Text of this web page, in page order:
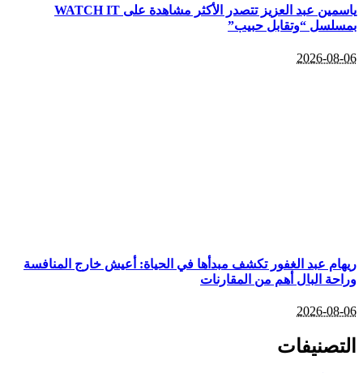
ياسمين عبد العزيز تتصدر الأكثر مشاهدة على WATCH IT
بمسلسل “وتقابل حبيب”
2026-08-06
ريهام عبد الغفور تكشف مبدأها في الحياة: أعيش خارج المنافسة
وراحة البال أهم من المقارنات
2026-08-06
التصنيفات